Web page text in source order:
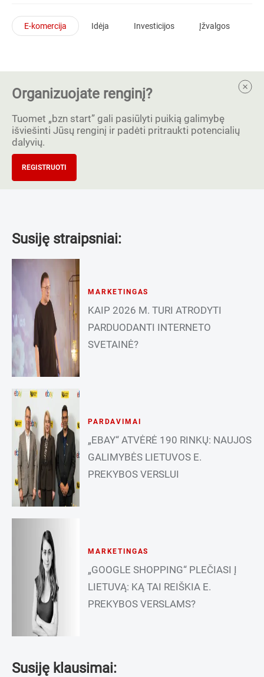
E-komercija Idėja Investicijos Įžvalgos
Organizuojate renginį?
Tuomet „bzn start” gali pasiūlyti puikią galimybę
išviešinti Jūsų renginį ir padėti pritraukti potencialių
dalyvių.
REGISTRUOTI
Susiję straipsniai:
MARKETINGAS
KAIP 2026 M. TURI ATRODYTI
PARDUODANTI INTERNETO
SVETAINĖ?
PARDAVIMAI
„EBAY“ ATVĖRĖ 190 RINKŲ: NAUJOS
GALIMYBĖS LIETUVOS E.
PREKYBOS VERSLUI
MARKETINGAS
„GOOGLE SHOPPING“ PLEČIASI Į
LIETUVĄ: KĄ TAI REIŠKIA E.
PREKYBOS VERSLAMS?
Susiję klausimai: